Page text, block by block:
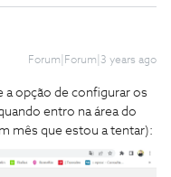
Forum|Forum|3 years ago
a opção de configurar os
entro na área do
mês que estou a tentar):